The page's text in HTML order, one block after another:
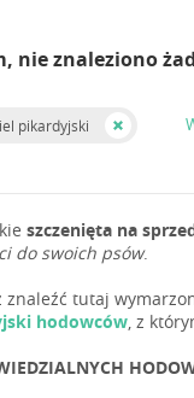
nie znaleziono
pikardyjski
szczenięta na
do swoich psów.
znaleźć tutaj
hodowców, z